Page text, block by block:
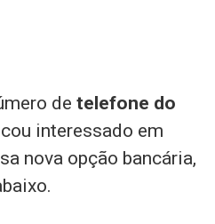
de telefone do
interessado em
nova opção bancária,